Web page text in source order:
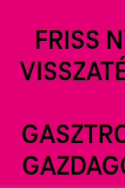
FRISS